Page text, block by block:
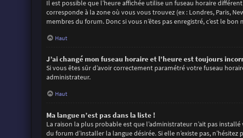
Il est possible que l’heure affichée utilise un fuseau horaire
corresponde à la zone où vous vous trouvez (ex : Londres, Paris,
membres du forum. Donc si vous n’êtes pas enregistré, c’est le
Haut
J’ai changé mon fuseau horaire et l’heure est toujours
Si vous êtes sûr d’avoir correctement paramétré votre fuseau
administrateur.
Haut
Ma langue n’est pas dans la liste !
La raison la plus probable est que l’administrateur n’ait pas
du forum d’installer la langue désirée. Si elle n’existe pas,